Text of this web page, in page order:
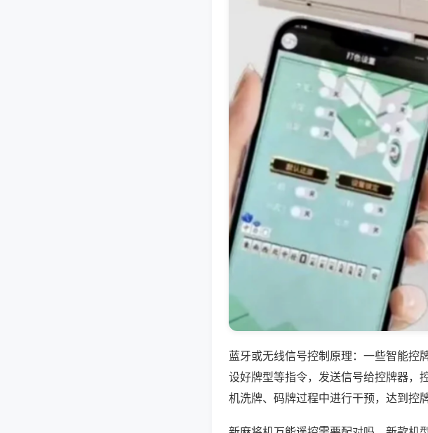
蓝牙或无线信号控制原理：一些智能控
设好牌型等指令，发送信号给控牌器，
机洗牌、码牌过程中进行干预，达到控牌